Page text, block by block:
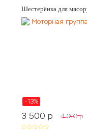
Шестерёнка для
-13%
3 500 p 4 000 p